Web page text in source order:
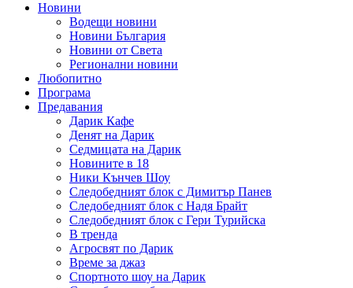
Новини
Водещи новини
Новини България
Новини от Света
Регионални новини
Любопитно
Програма
Предавания
Дарик Кафе
Денят на Дарик
Седмицата на Дарик
Новините в 18
Ники Кънчев Шоу
Следобедният блок с Димитър Панев
Следобедният блок с Надя Брайт
Следобедният блок с Гери Турийска
В тренда
Агросвят по Дарик
Време за джаз
Спортното шоу на Дарик